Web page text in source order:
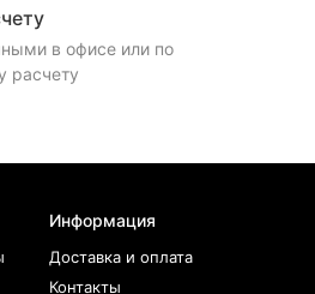
в офисе или по
расчету
Информация
Доставка и оплата
Контакты